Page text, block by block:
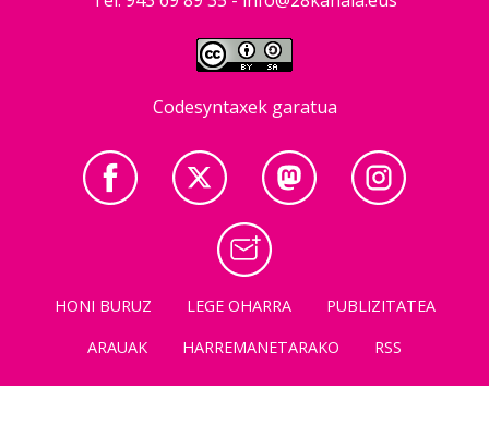
Codesyntaxek garatua
HONI BURUZ LEGE OHARRA
PUBLIZITATEA
ARAUAK
HARREMANETARAKO RSS